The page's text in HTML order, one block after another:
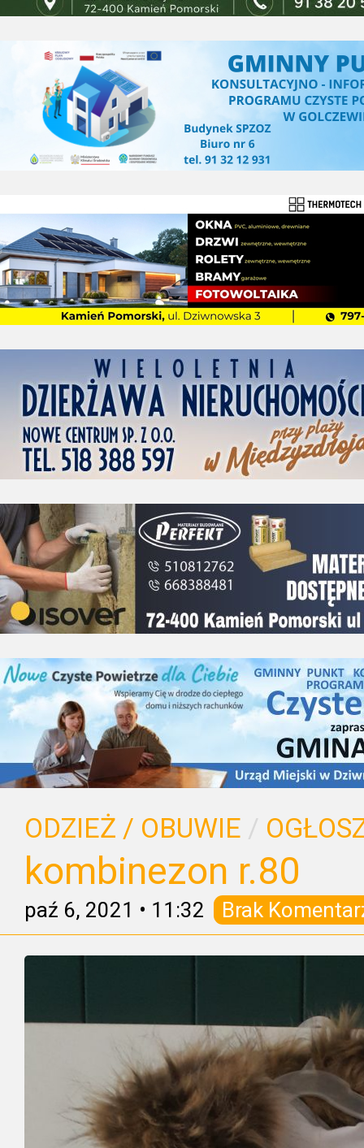
ODZIEŻ / OBUWIE /
kombinezon r.80
paź 6, 2021 • 11:32 Brak